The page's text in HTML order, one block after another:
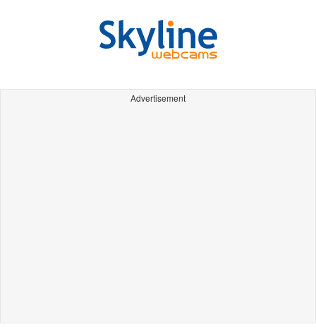
Advertisement